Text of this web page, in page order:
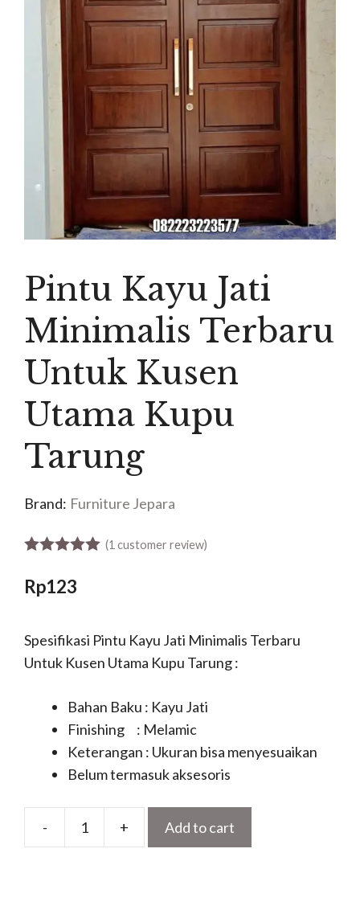
Pintu Kayu Jati
Minimalis Terbaru
Untuk Kusen
Utama Kupu
Tarung
Brand: Furniture Jepara
(1 customer review)
Rp123
Spesifikasi Pintu Kayu Jati Minimalis Terbaru
Untuk Kusen Utama Kupu Tarung :
Bahan Baku : Kayu Jati
Finishing : Melamic
Keterangan : Ukuran bisa menyesuaikan
Belum termasuk aksesoris
-
Pintu
+ Add to cart